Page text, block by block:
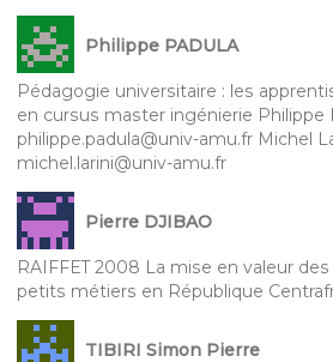
Philippe PADULA
Pédagogie universitaire : les
en cursus master ingénierie Philippe
philippe.padula@univ-amu.fr Michel
michel.larini@univ-amu.fr
Pierre DJIBAO
RAIFFET 2008 La mise en valeur
petits métiers en République
TIBIRI Simon Pierre